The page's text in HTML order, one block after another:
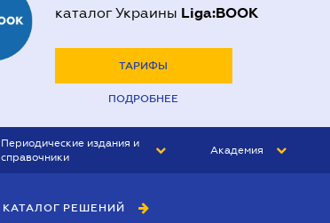
каталог Украины Liga:BOOK
ТАРИФЫ
ПОДРОБНЕЕ
Периодические издания и
справочники
БУХГАЛТЕР&ЗАКОН
Академия
КАТАЛОГ РЕШЕНИЙ